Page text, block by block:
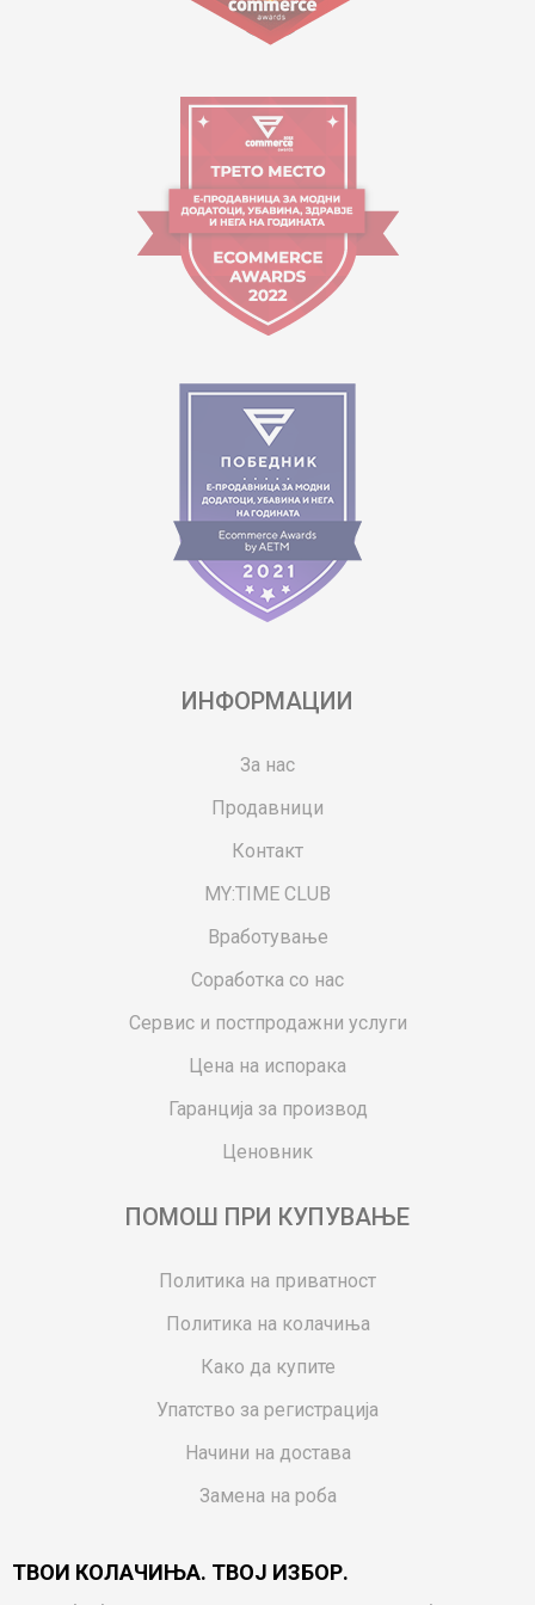
ИНФОРМАЦИИ
За нас
Продавници
Контакт
MY:TIME CLUB
Вработување
Соработка со нас
Сервис и постпродажни услуги
Цена на испорака
Гаранција за производ
Ценовник
ПОМОШ ПРИ КУПУВАЊЕ
Политика на приватност
Политика на колачиња
Како да купите
Упатство за регистрација
Начини на достава
Замена на роба
Ваучери
ТВОИ КОЛАЧИЊА. ТВОЈ ИЗБОР.